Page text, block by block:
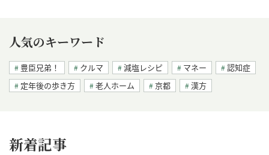
人気のキーワード
豊臣兄弟！ クルマ 減塩レシピ マネー
認知症
定年後の歩き方
老人ホーム 京都 漢方
新着記事